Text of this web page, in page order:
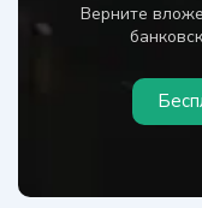
Верните